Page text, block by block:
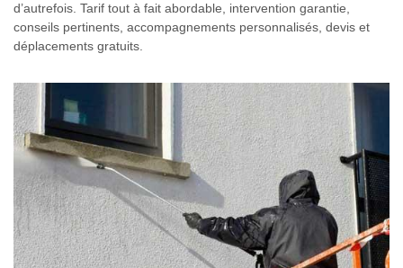
d’autrefois. Tarif tout à fait abordable, intervention garantie,
conseils pertinents, accompagnements personnalisés, devis et
déplacements gratuits.